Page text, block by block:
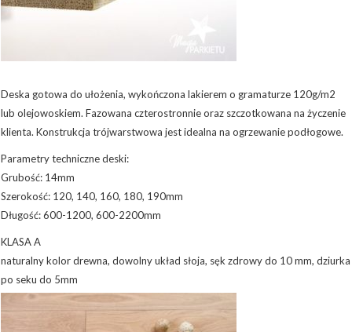
Deska gotowa do ułożenia, wykończona lakierem o gramaturze 120g/m2
lub olejowoskiem. Fazowana czterostronnie oraz szczotkowana na życzenie
klienta. Konstrukcja trójwarstwowa jest idealna na ogrzewanie podłogowe.
Parametry techniczne deski:
Grubość: 14mm
Szerokość: 120, 140, 160, 180, 190mm
Długość: 600-1200, 600-2200mm
KLASA A
naturalny kolor drewna, dowolny układ słoja, sęk zdrowy do 10 mm, dziurka
po seku do 5mm